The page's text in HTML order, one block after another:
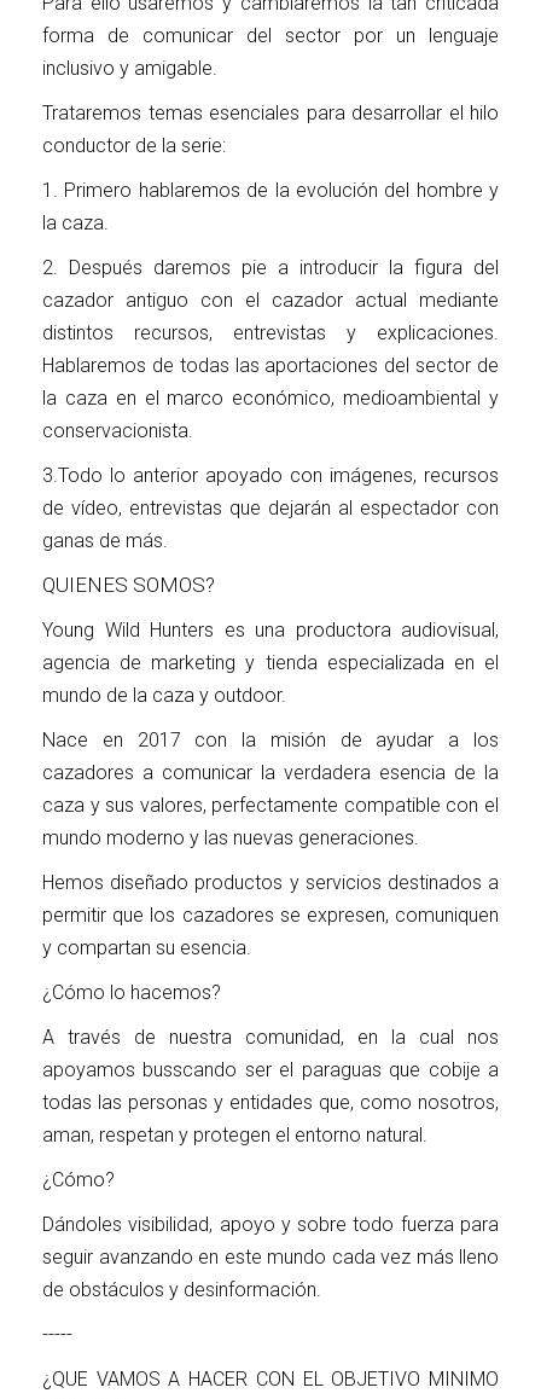
forma de comunicar del sector por un lenguaje
inclusivo y amigable.
Trataremos temas esenciales para desarrollar el hilo
conductor de la serie:
1. Primero hablaremos de la evolución del hombre y
la caza.
2. Después daremos pie a introducir la figura del
cazador antiguo con el cazador actual mediante
distintos recursos, entrevistas y explicaciones.
Hablaremos de todas las aportaciones del sector de
la caza en el marco económico, medioambiental y
conservacionista.
3.Todo lo anterior apoyado con imágenes, recursos
de vídeo, entrevistas que dejarán al espectador con
ganas de más.
QUIENES SOMOS?
Young Wild Hunters es una productora audiovisual,
agencia de marketing y tienda especializada en el
mundo de la caza y outdoor.
Nace en 2017 con la misión de ayudar a los
cazadores a comunicar la verdadera esencia de la
caza y sus valores, perfectamente compatible con el
mundo moderno y las nuevas generaciones.
Hemos diseñado productos y servicios destinados a
permitir que los cazadores se expresen, comuniquen
y compartan su esencia.
¿Cómo lo hacemos?
A través de nuestra comunidad, en la cual nos
apoyamos busscando ser el paraguas que cobije a
todas las personas y entidades que, como nosotros,
aman, respetan y protegen el entorno natural.
¿Cómo?
Dándoles visibilidad, apoyo y sobre todo fuerza para
seguir avanzando en este mundo cada vez más lleno
de obstáculos y desinformación.
-----
¿QUE VAMOS A HACER CON EL OBJETIVO MINIMO